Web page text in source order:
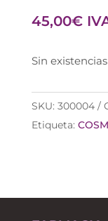
45,00€
Sin existencias
SKU: 300004
Etiqueta: